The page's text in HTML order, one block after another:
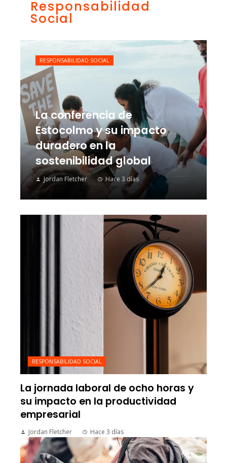
Responsabilidad
Social
La conferencia de
Estocolmo y su impacto
duradero en la
sostenibilidad global
Jordan Fletcher Hace 3 días
RESPONSABILIDAD SOCIAL
RESPONSABILIDAD SOCIAL
La jornada laboral de ocho horas y
su impacto en la productividad
empresarial
Jordan Fletcher Hace 3 días